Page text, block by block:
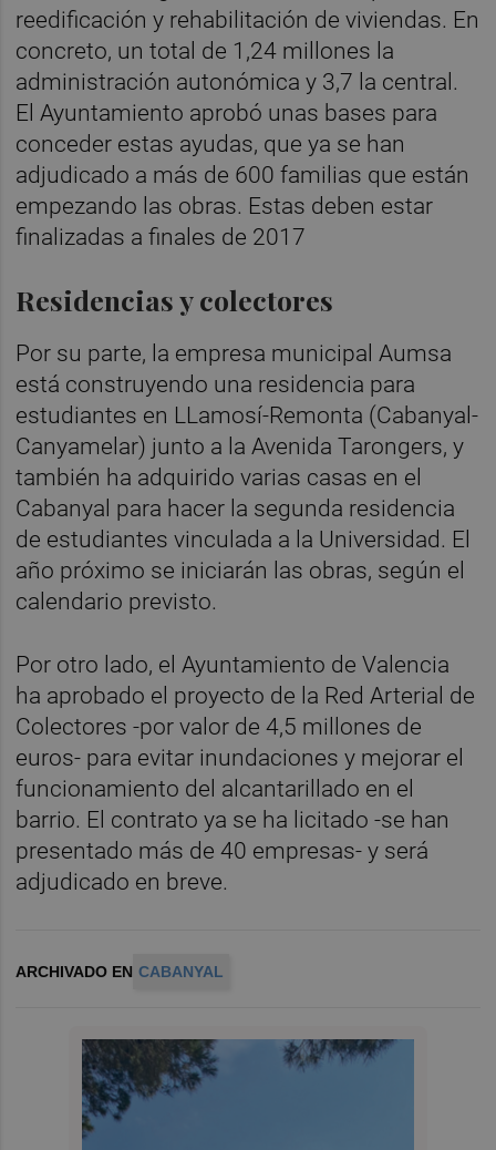
reedificación y rehabilitación de viviendas. En
concreto, un total de 1,24 millones la
administración autonómica y 3,7 la central.
El Ayuntamiento aprobó unas bases para
conceder estas ayudas, que ya se han
adjudicado a más de 600 familias que están
empezando las obras. Estas deben estar
finalizadas a finales de 2017
Residencias y colectores
Por su parte, la empresa municipal Aumsa
está construyendo una residencia para
estudiantes en LLamosí-Remonta (Cabanyal-
Canyamelar) junto a la Avenida Tarongers, y
también ha adquirido varias casas en el
Cabanyal para hacer la segunda residencia
de estudiantes vinculada a la Universidad. El
año próximo se iniciarán las obras, según el
calendario previsto.
Por otro lado, el Ayuntamiento de Valencia
ha aprobado el proyecto de la Red Arterial de
Colectores -por valor de 4,5 millones de
euros- para evitar inundaciones y mejorar el
funcionamiento del alcantarillado en el
barrio. El contrato ya se ha licitado -se han
presentado más de 40 empresas- y será
adjudicado en breve.
ARCHIVADO EN CABANYAL